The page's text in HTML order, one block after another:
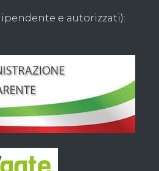
e autorizzati):